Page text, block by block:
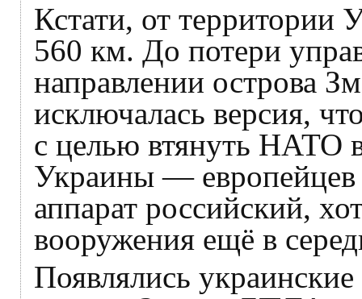
Кстати, от территории
560 км. До потери
направлении острова
исключалась версия,
с целью втянуть НАТО
Украины — европейцев
аппарат российский,
вооружения ещё в
Появлялись